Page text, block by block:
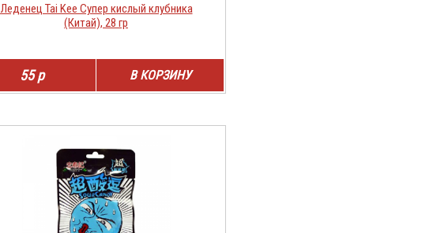
Леденец Tai Kee Супер кислый клубника
(Китай), 28 гр
55 р В КОРЗИНУ